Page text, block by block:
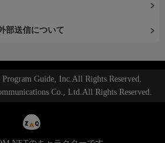
部送信について
Guide, Inc.All Rights Reserved.
Co., Ltd.All Rights Reserved.